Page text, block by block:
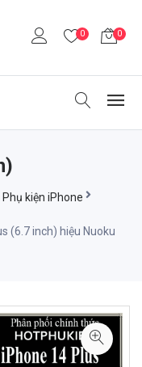
0 0
Phụ kiện iPhone
(6.7 inch) hiệu Nuoku